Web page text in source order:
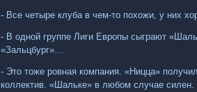
- Все четыре клуба в чем-то похожи, у них
- В одной группе Лиги Европы сыграют
«Зальцбург»…
- Это тоже ровная компания. «Ницца»
коллектив. «Шальке» в любом случае